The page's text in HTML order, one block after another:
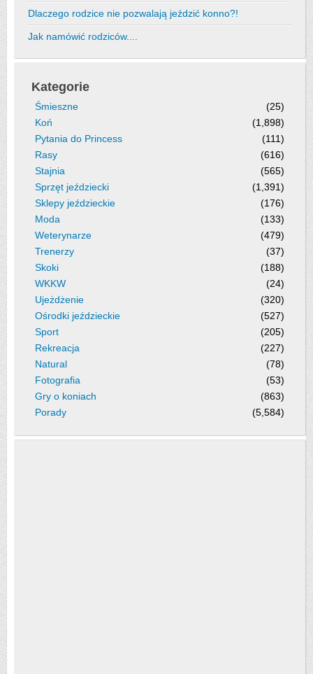
Dlaczego rodzice nie pozwalają jeździć konno?!
Jak namówić rodziców....
Kategorie
Śmieszne
(25)
Koń
(1,898)
Pytania do Princess
(111)
Rasy
(616)
Stajnia
(565)
Sprzęt jeździecki
(1,391)
Sklepy jeździeckie
(176)
Moda
(133)
Weterynarze
(479)
Trenerzy
(37)
Skoki
(188)
WKKW
(24)
Ujeżdżenie
(320)
Ośrodki jeździeckie
(527)
Sport
(205)
Rekreacja
(227)
Natural
(78)
Fotografia
(53)
Gry o koniach
(863)
Porady
(5,584)